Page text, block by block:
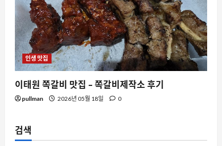
인생 맛집
이태원 쪽갈비 맛집 – 쪽갈비제작소 후기
pullman 2026년 05월 18일 0
검색